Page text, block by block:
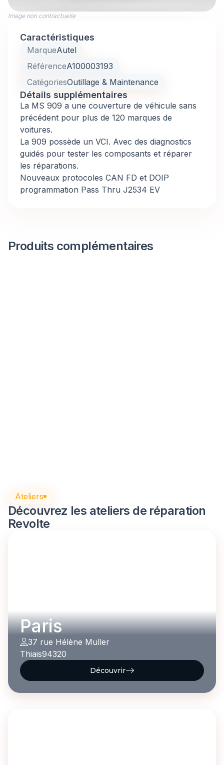
Image non contractuelle
Caractéristiques
MarqueAutel
RéférenceA100003193
CatégoriesOutillage & Maintenance
Détails supplémentaires
La MS 909 a une couverture de véhicule sans
précédent pour plus de 120 marques de
voitures.
La 909 possède un VCI. Avec des diagnostics
guidés pour tester les composants et réparer
les réparations.
Nouveaux protocoles CAN FD et DOIP
programmation Pass Thru J2534 EV
Produits complémentaires
Ateliers
Découvrez les ateliers de réparation
Revolte
Paris
37 rue Hélène Muller
Thiais94320
Découvrir